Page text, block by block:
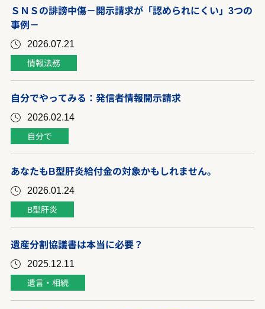
ＳＮＳの誹謗中傷－開示請求が「認められにくい」3つの
事例－
2026.07.21
情報法務
自分でやってみる：発信者情報開示請求
2026.02.14
自分で
あなたもB型肝炎給付金の対象かもしれません。
2026.01.24
B型肝炎
遺産分割協議書は本当に必要？
2025.12.11
遺言・相続